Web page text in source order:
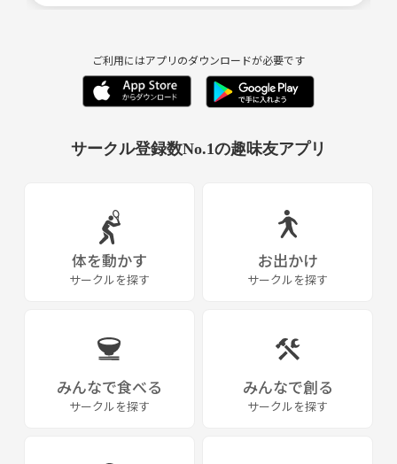
ご利用にはアプリのダウンロードが必要です
サークル登録数No.1の趣味友アプリ
体を動かす
サークルを探す
お出かけ
サークルを探す
みんなで食べる
サークルを探す
みんなで創る
サークルを探す